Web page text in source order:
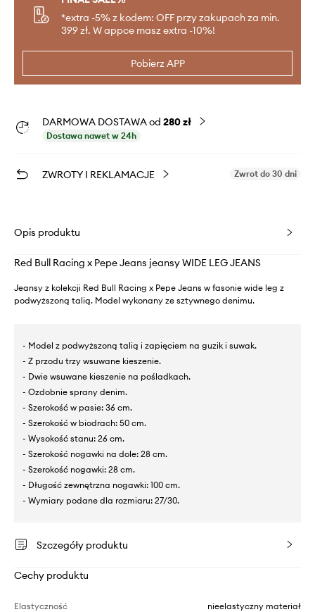
*extra -5% z kodem: OFF przy zakupach za min.
399 zł. W appce masz extra -10%!
Pobierz APP
DARMOWA DOSTAWA od 280 zł
Dostawa nawet w 24h
ZWROTY I REKLAMACJE Zwrot do 30 dni
Opis produktu
Red Bull Racing x Pepe Jeans jeansy WIDE LEG JEANS
Jeansy z kolekcji Red Bull Racing x Pepe Jeans w fasonie wide leg z
podwyższoną talią. Model wykonany ze sztywnego denimu.
- Model z podwyższoną talią i zapięciem na guzik i suwak.
- Z przodu trzy wsuwane kieszenie.
- Dwie wsuwane kieszenie na pośladkach.
- Ozdobnie sprany denim.
- Szerokość w pasie: 36 cm.
- Szerokość w biodrach: 50 cm.
- Wysokość stanu: 26 cm.
- Szerokość nogawki na dole: 28 cm.
- Szerokość nogawki: 28 cm.
- Długość zewnętrzna nogawki: 100 cm.
- Wymiary podane dla rozmiaru: 27/30.
Szczegóły produktu
Cechy produktu
Elastyczność nieelastyczny materiał